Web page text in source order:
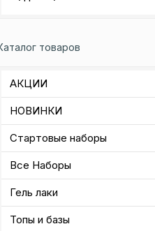
товаров
АКЦИИ
НОВИНКИ
Стартовые наборы
Все Наборы
Гель лаки
Топы и базы